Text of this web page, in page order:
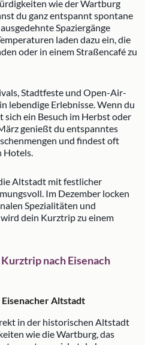
wie der Wartburg
du ganz entspannt spontane
Spaziergänge
laden dazu ein, die
oder in einem Straßencafé zu
Stadtfeste und Open-Air-
lebendige Erlebnisse. Wenn du
sich ein Besuch im Herbst oder
genießt du entspanntes
und findest oft
Hotels.
Altstadt mit festlicher
Im Dezember locken
Spezialitäten und
dein Kurztrip zu einem
nach Eisenach
Altstadt
in der historischen Altstadt
wie die Wartburg, das